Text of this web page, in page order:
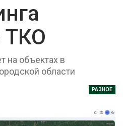
ТКО
на объектах в
области
РАЗНОЕ